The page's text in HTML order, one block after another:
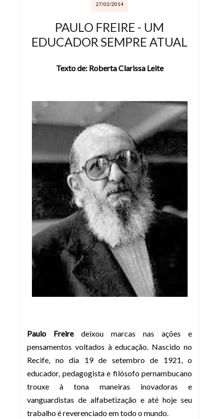
27/02/2014
PAULO FREIRE - UM
EDUCADOR SEMPRE ATUAL
Texto de: Roberta Clarissa Leite
Paulo Freiredeixou marcas nas ações e
pensamentos voltados à educação. Nascido no
Recife, no dia 19 de setembro de 1921, o
educador, pedagogista e filósofo pernambucano
trouxe à tona maneiras inovadoras e
vanguardistas de alfabetização e até hoje seu
trabalho é reverenciado em todo o mundo.